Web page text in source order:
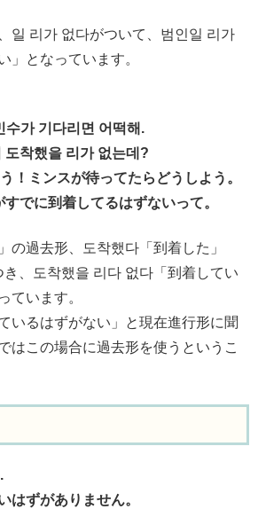
일 리가 없다がついて、범인일 리가
」となっています。
수가 기다리면 어떡해.
도착했을 리가 없는데?
！ミンスが待ってたらどうしよう。
でに到着してるはずないって。
の過去形、도착했다「到着した」
、도착했을 리다 없다「到着してい
ています。
いるはずがない」と現在進行形に聞
はこの場合に過去形を使うというこ
はずがありません。